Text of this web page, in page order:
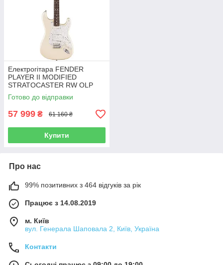
Електрогітара FENDER
PLAYER II MODIFIED
STRATOCASTER RW OLP
Готово до відправки
57 999 ₴ 61 160 ₴
Купити
Про нас
99% позитивних з 464 відгуків за рік
Працює з 14.08.2019
м. Київ
вул. Генерала Шаповала 2, Київ, Україна
Контакти